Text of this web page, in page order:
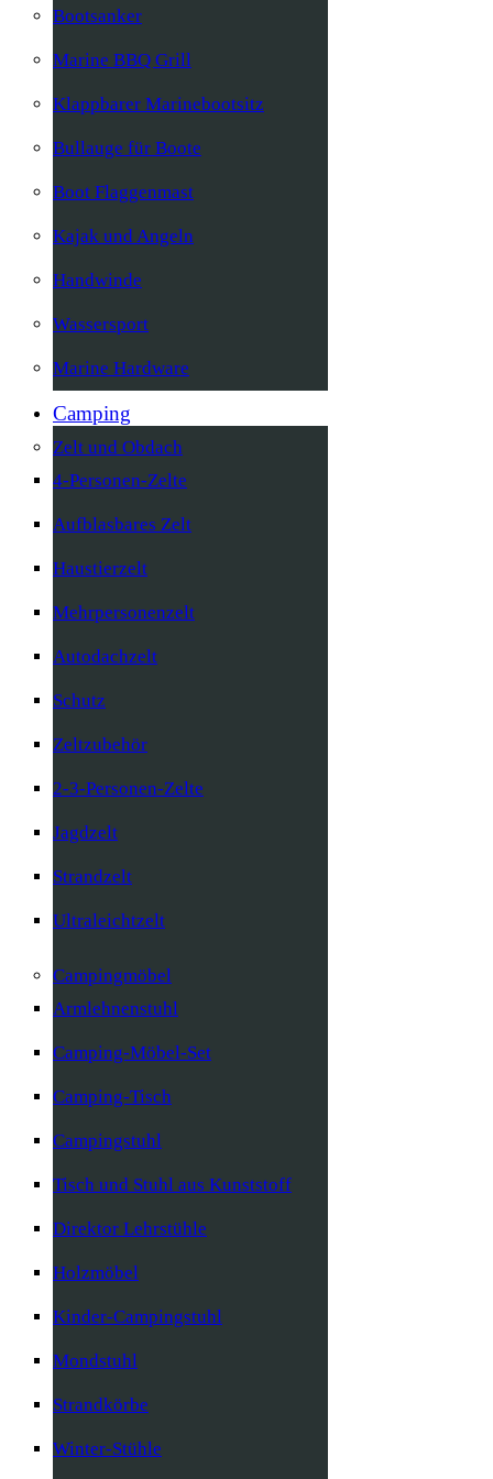
Bootsanker
Marine BBQ Grill
Klappbarer Marinebootsitz
Bullauge für Boote
Boot Flaggenmast
Kajak und Angeln
Handwinde
Wassersport
Marine Hardware
Camping
Zelt und Obdach
4-Personen-Zelte
Aufblasbares Zelt
Haustierzelt
Mehrpersonenzelt
Autodachzelt
Schutz
Zeltzubehör
2-3-Personen-Zelte
Jagdzelt
Strandzelt
Ultraleichtzelt
Campingmöbel
Armlehnenstuhl
Camping-Möbel-Set
Camping-Tisch
Campingstuhl
Tisch und Stuhl aus Kunststoff
Direktor Lehrstühle
Holzmöbel
Kinder-Campingstuhl
Mondstuhl
Strandkörbe
Winter-Stühle